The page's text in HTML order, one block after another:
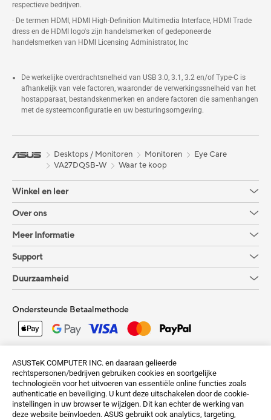
ASUSTeK COMPUTER INC. en daaraan gelieerde
rechtspersonen/bedrijven gebruiken cookies en soortgelijke
technologieën voor het uitvoeren van essentiële online functies zoals
authenticatie en beveiliging. U kunt deze uitschakelen door de cookie-
instellingen in uw browser te wijzigen. Dit kan echter de werking van
deze website beïnvloeden. ASUS gebruikt ook analytics, targeting,
respectieve bedrijven.
· De termen HDMI, HDMI High-Definition Multimedia Interface, HDMI Trade
dress en de HDMI logo's zijn handelsmerken of gedeponeerde
handelsmerken van HDMI Licensing Administrator, Inc
De werkelijke overdrachtsnelheid van USB 3.0, 3.1, 3.2 en/of Type-C is
afhankelijk van vele factoren, waaronder de verwerkingssnelheid van het
hostapparaat, bestandskenmerken en andere factoren die samenhangen
met de systeemconfiguratie en uw besturingsomgeving.
Desktops / Monitoren Monitoren
Eye Care
VA27DQSB-W
Waar te koop
Winkel en leer
Over ons
Meer Informatie
Support
Duurzaamheid
Ondersteunde Betaalmethode
Aanmelden